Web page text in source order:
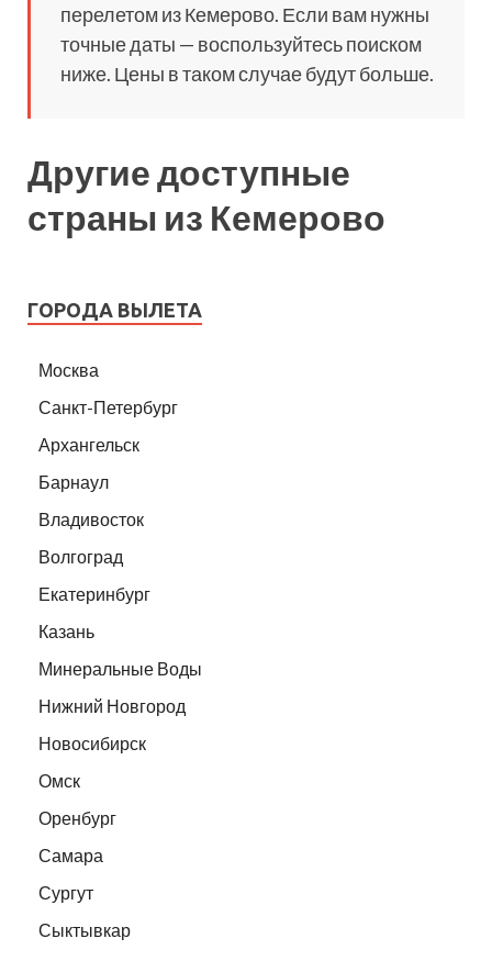
перелетом из Кемерово. Если вам нужны
точные даты — воспользуйтесь поиском
ниже. Цены в таком случае будут больше.
Другие доступные
страны из Кемерово
ГОРОДА ВЫЛЕТА
Москва
Санкт-Петербург
Архангельск
Барнаул
Владивосток
Волгоград
Екатеринбург
Казань
Минеральные Воды
Нижний Новгород
Новосибирск
Омск
Оренбург
Самара
Сургут
Сыктывкар